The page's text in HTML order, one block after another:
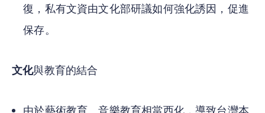
復，私有文資由文化部研議如何強化誘因，促進
保存。
文化與教育的結合
由於藝術教育、音樂教育相當西化，導致台灣本